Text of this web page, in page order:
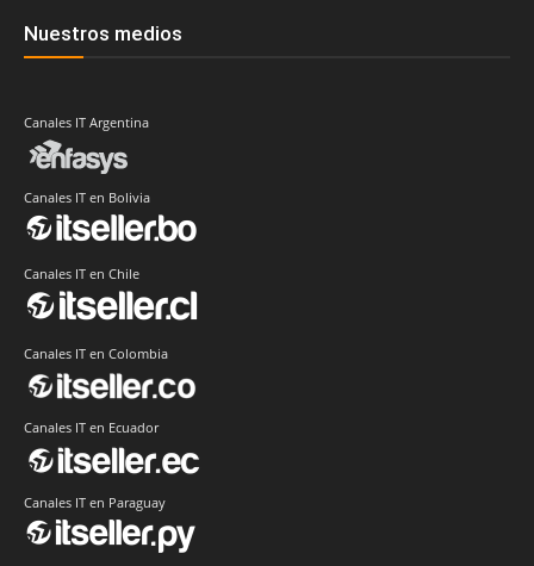
Nuestros medios
Canales IT Argentina
Canales IT en Bolivia
Canales IT en Chile
Canales IT en Colombia
Canales IT en Ecuador
Canales IT en Paraguay